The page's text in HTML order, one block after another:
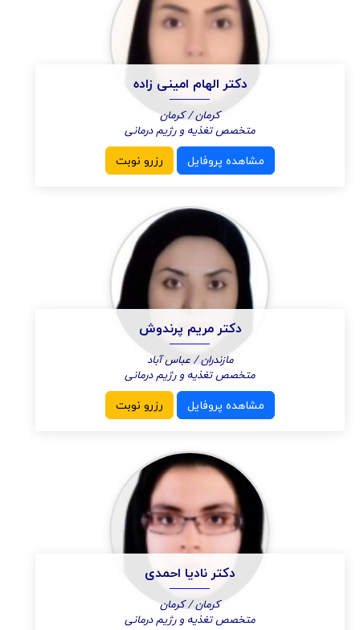
دکتر الهام امینی زاده
کرمان / کرمان
متخصص تغذیه و رژیم درمانی
مشاهده پروفایل رزرو نوبت
دکتر مریم پرندوش
مازندران / عباس آباد
متخصص تغذیه و رژیم درمانی
مشاهده پروفایل رزرو نوبت
دکتر نادیا احمدی
کرمان / کرمان
متخصص تغذیه و رژیم درمانی